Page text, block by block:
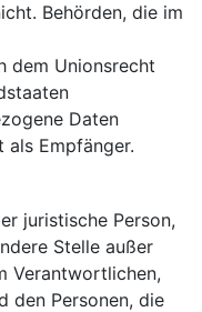
Behörden, die im
dem Unionsrecht
Daten
als Empfänger.
juristische Person,
Stelle außer
Verantwortlichen,
den Personen, die